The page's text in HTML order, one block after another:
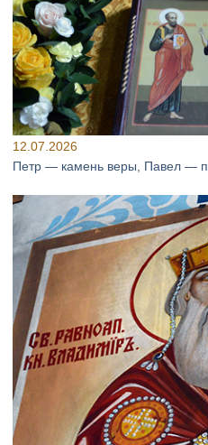
12.07.2026
Петр — камень веры, Павел —